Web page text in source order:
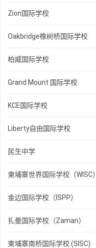
Zion国际学校
Oakbridge橡树桥国际学校
柏威国际学校
Grand Mount 国际学校
KCE国际学校
Liberty自由国际学校
民生中学
柬埔寨世界国际学校（WISC）
金边国际学校（ISPP）
扎曼国际学校（Zaman）
柬埔寨南桥国际学校 (SISC)